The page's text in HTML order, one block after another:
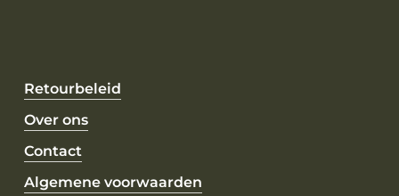
Retourbeleid
Over ons
Contact
Algemene voorwaarden